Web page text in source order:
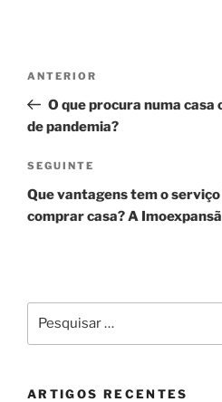
artigos
Conteúdo
anterior
ANTERIOR
O que procura numa
de pandemia?
Conteúdo
seguinte
SEGUINTE
Que vantagens tem o
comprar casa? A
por:
ARTIGOS RECENTES